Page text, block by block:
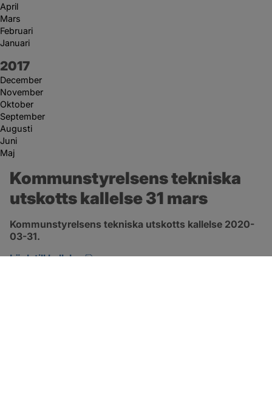
April
Mars
Februari
Januari
År:
2017
December
November
Oktober
September
Augusti
Juni
Maj
Kommunstyrelsens tekniska
utskotts kallelse 31 mars
Kommunstyrelsens tekniska utskotts kallelse 2020-
03-31.
Länk till kallelse
pdf, öppnas i nytt fönster.